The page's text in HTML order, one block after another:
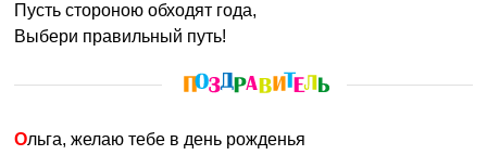
Пусть стороною обходят года,
Выбери правильный путь!
Ольга, желаю тебе в день рожденья